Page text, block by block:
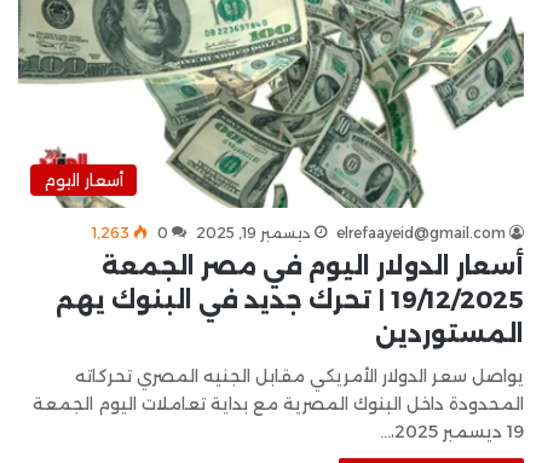
أسعار اليوم
elrefaayeid@gmail.com ديسمبر 19, 2025 0 1٬263
أسعار الدولار اليوم في مصر الجمعة
19/12/2025 | تحرك جديد في البنوك يهم
المستوردين
يواصل سعر الدولار الأمريكي مقابل الجنيه المصري تحركاته
المحدودة داخل البنوك المصرية مع بداية تعاملات اليوم الجمعة
19 ديسمبر 2025،…